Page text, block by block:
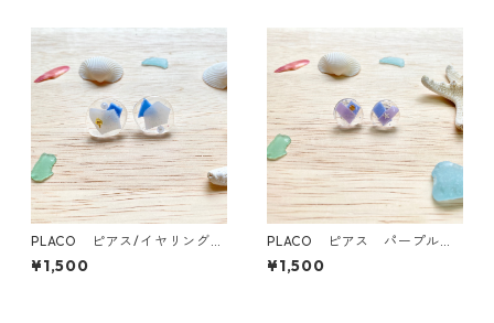
PLACO ピアス/イヤリング
白×ブルー ★海洋プラスチッ
クを使用したアップサイクル
¥1,500
PLACO ピアス パープル
★海洋プラスチックを使用し
たアップサイクルアクセサリ
¥1,500